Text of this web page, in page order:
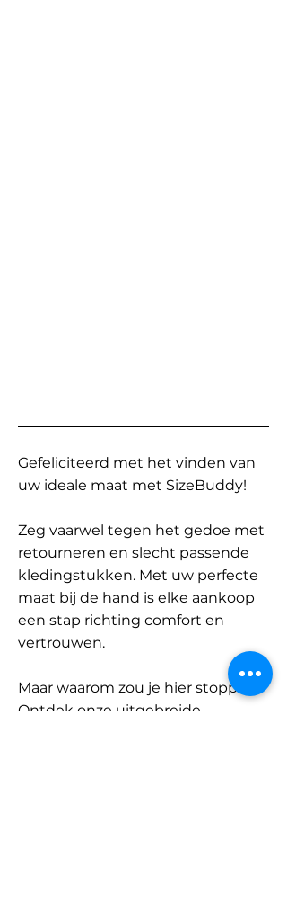
Gefeliciteerd met het vinden van
uw ideale maat met SizeBuddy!
Zeg vaarwel tegen het gedoe met
retourneren en slecht passende
kledingstukken. Met uw perfecte
maat bij de hand is elke aankoop
een stap richting comfort en
vertrouwen.
Maar waarom zou je hier stoppen?
Ontdek onze uitgebreide